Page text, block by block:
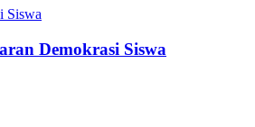
Demokrasi Siswa